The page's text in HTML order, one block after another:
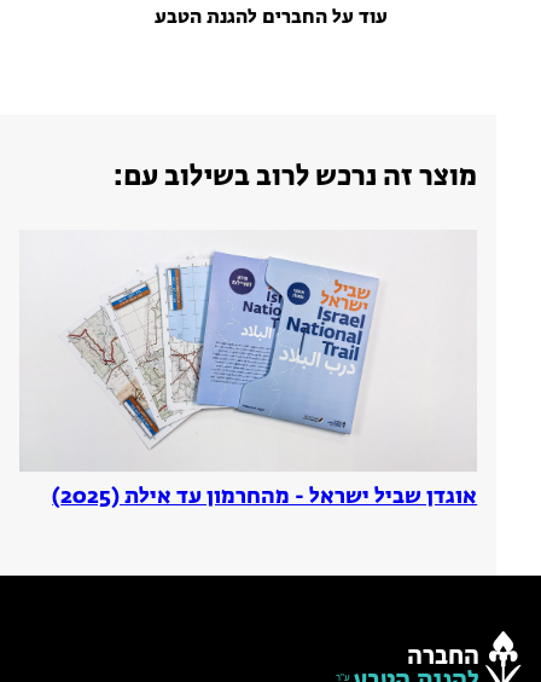
עוד על החברים להגנת הטבע
מוצר זה נרכש לרוב בשילוב עם:
אוגדן שביל ישראל - מהחרמון עד אילת (2025)
החברה